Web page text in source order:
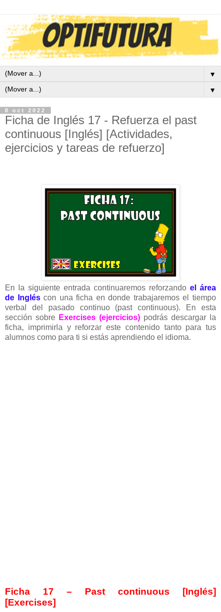
▼
▼
8 oct 2022
Ficha de Inglés 17 - Refuerza el past
continuous [Inglés] [Actividades,
ejercicios y tareas de refuerzo]
En la siguiente entrada continuaremos reforzando el área
de Ingléscon una ficha en donde trabajaremos el tiempo
verbal del pasado continuo (past continuous). En esta
sección sobre Exercises (ejercicios) podrás descargar la
ficha, imprimirla y reforzar este contenido tanto para tus
alumnos como para ti si estás aprendiendo el idioma.
Ficha 17 – Past continuous [Inglés]
[Exercises]